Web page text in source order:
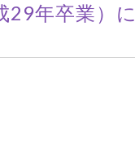
29年卒業）